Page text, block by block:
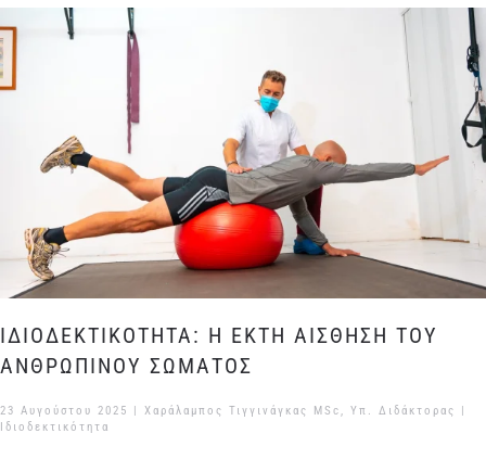
ΙΔΙΟΔΕΚΤΙΚΟΤΗΤΑ: Η ΕΚΤΗ ΑΙΣΘΗΣΗ ΤΟΥ
ΑΝΘΡΩΠΙΝΟΥ ΣΩΜΑΤΟΣ
23 Αυγούστου 2025
| Χαράλαμπος Τιγγινάγκας MSc, Υπ. Διδάκτορας |
Ιδιοδεκτικότητα